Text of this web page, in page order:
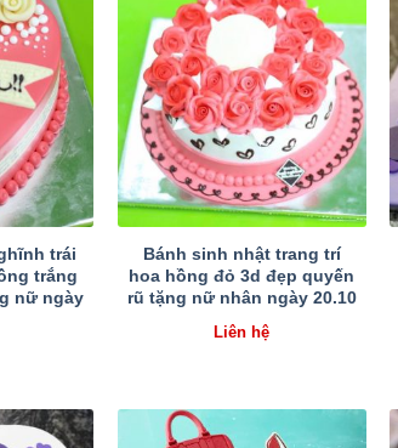
trái
trắng
nữ ngày
Bánh sinh nhật trang trí
hoa hồng đỏ 3d đẹp quyến
rũ tặng nữ nhân ngày 20.10
Liên hệ